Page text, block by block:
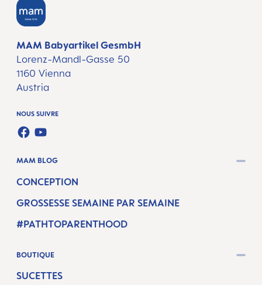
MAM Babyartikel GesmbH
Lorenz-Mandl-Gasse 50
1160 Vienna
Austria
NOUS SUIVRE
FACEBOOK
YOUTUBE
MAM BLOG
CONCEPTION
GROSSESSE SEMAINE PAR SEMAINE
#PATHTOPARENTHOOD
BOUTIQUE
SUCETTES